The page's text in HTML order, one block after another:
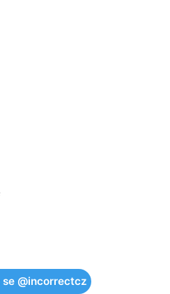
@incorrectcz